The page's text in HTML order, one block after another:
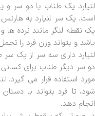
لنیارد یک طناب با دو سر و
است. یک سر لنیارد به
یک نقطه لنگر مانند نرده
باشد و بتواند وزن فرد را
لنیارد دارای سه سر از یک
دو سر دیگر طناب برای کسانی
مورد استفاده قرار می گیرد.
شود، تا فرد بتواند با
انجام دهد.